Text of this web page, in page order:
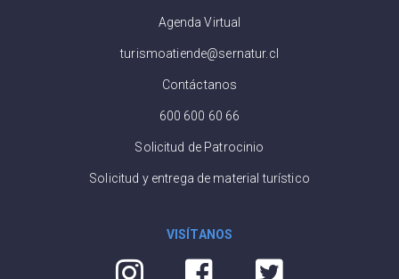
Agenda Virtual
turismoatiende@sernatur.cl
Contáctanos
600 600 60 66
Solicitud de Patrocinio
Solicitud y entrega de material turístico
VISÍTANOS